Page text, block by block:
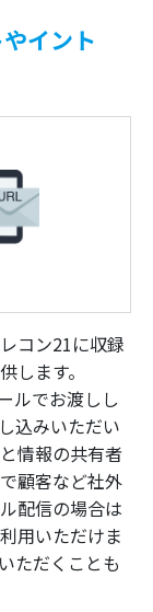
イント
コン21に収録
します。
ルでお渡しし
込みいただい
情報の共有者
顧客など社外
配信の場合は
用いただけま
ただくことも